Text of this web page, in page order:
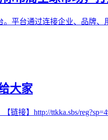
。平台通过连接企业、品牌
大家
接】http://ttkka.sbs/